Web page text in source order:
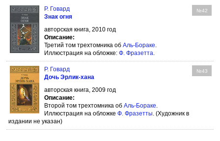
Р. Говард №42
Знак огня
авторская книга, 2010 год
Описание:
Третий том трехтомника об Аль-Бораке.
Иллюстрация на обложке: Ф. Фразетта.
Р. Говард №43
Дочь Эрлик-хана
авторская книга, 2009 год
Описание:
Второй том трехтомника об Аль-Бораке.
Иллюстрация на обложке Ф. Фразетты. (Художник в
издании не указан)